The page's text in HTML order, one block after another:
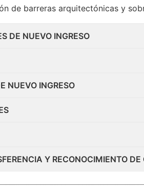
de barreras arquitectónicas y
DE NUEVO INGRESO
NUEVO INGRESO
Y RECONOCIMIENTO DE